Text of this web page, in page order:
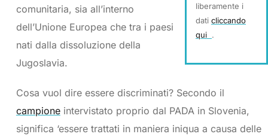
liberamente i
daticliccando
qui .
comunitaria, sia all’interno
dell’Unione Europea che tra i paesi
nati dalla dissoluzione della
Jugoslavia.
Cosa vuol dire essere discriminati? Secondo il
campioneintervistato proprio dal PADA in Slovenia,
significa ‘essere trattati in maniera iniqua a causa delle